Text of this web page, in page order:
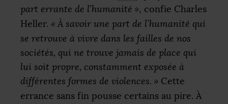
part errante de l’humanité », confie Charles
Heller. « À savoir une part de l’humanité qui
se retrouve à vivre dans les failles de nos
sociétés, qui ne trouve jamais de place qui
lui soit propre, constamment exposée à
différentes formes de violences. » Cette
errance sans fin pousse certains au pire. À